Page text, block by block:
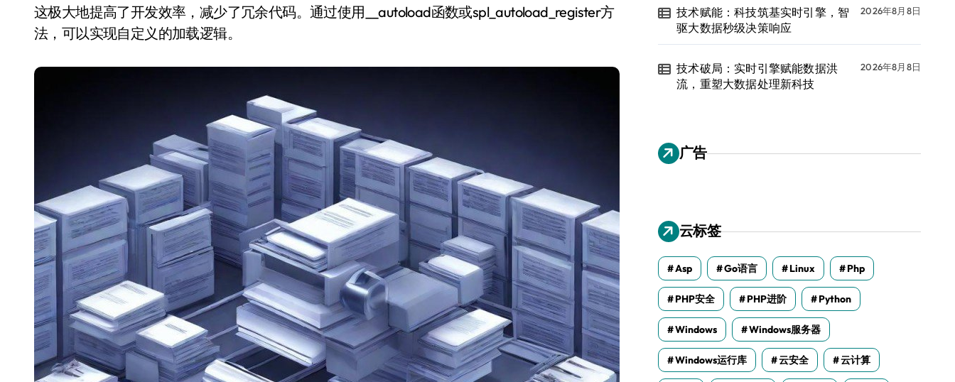
这极大地提高了开发效率，减少了冗余代码。通过使用__autoload函数或spl_autoload_register方
法，可以实现自定义的加载逻辑。
技术赋能：科技筑基实时引擎，智
驱大数据秒级决策响应
2026年8月8日
技术破局：实时引擎赋能数据洪
流，重塑大数据处理新科技
2026年8月8日
广告
云标签
Asp Go语言 Linux Php
PHP安全 PHP进阶 Python
Windows Windows服务器
Windows运行库 云安全 云计算